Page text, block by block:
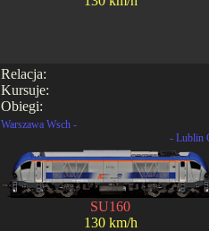
Relacja:
Kursuje:
Obiegi:
Warszawa Wsch -
- Lublin
SU160
130 km/h